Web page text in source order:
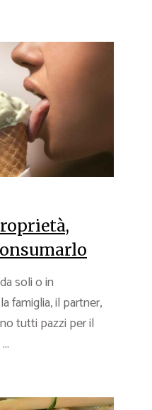
soli o in
famiglia, il partner,
tutti pazzi per il